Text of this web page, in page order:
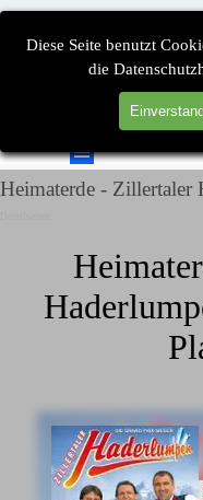
Diese Seite benutzt
die
Direkt zum Seiteninhalt
Heimaterde -